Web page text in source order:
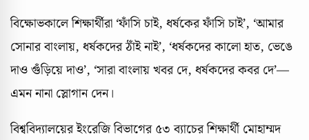
বিক্ষোভকালে শিক্ষার্থীরা ‘ফাঁসি চাই, ধর্ষকের ফাঁসি চাই’, ‘আমার
সোনার বাংলায়, ধর্ষকদের ঠাঁই নাই’, ‘ধর্ষকদের কালো হাত, ভেঙে
দাও গুঁড়িয়ে দাও’, ‘সারা বাংলায় খবর দে, ধর্ষকদের কবর দে’—
এমন নানা স্লোগান দেন।
বিশ্ববিদ্যালয়ের ইংরেজি বিভাগের ৫৩ ব্যাচের শিক্ষার্থী মোহাম্মদ